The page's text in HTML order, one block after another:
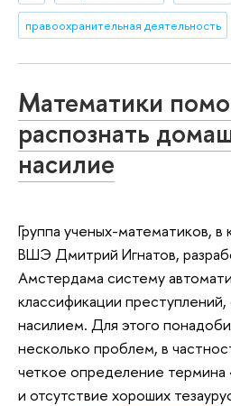
правоохранительная деятельность
Математики
распознать
насилие
Группа ученых-математиков,
ВШЭ Дмитрий Игнатов,
Амстердама систему
классификации
насилием. Для этого
несколько проблем, в
четкое определение
и отсутствие хороших